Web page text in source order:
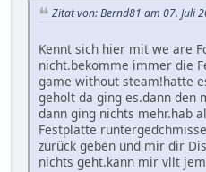
Zitat von: Bernd81 am 07. Juli
Kennt sich hier mit we are
nicht.bekomme immer die
game without steam!hatte
geholt da ging es.dann den
dann ging nichts mehr.hab
Festplatte
zurück geben und mir dir
nichts geht.kann mir vllt